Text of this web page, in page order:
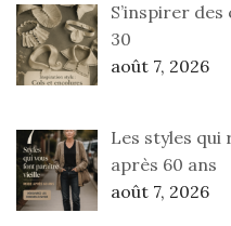
S’inspirer
30
août 7, 2026
Les styles qui
après 60 ans
août 7, 2026